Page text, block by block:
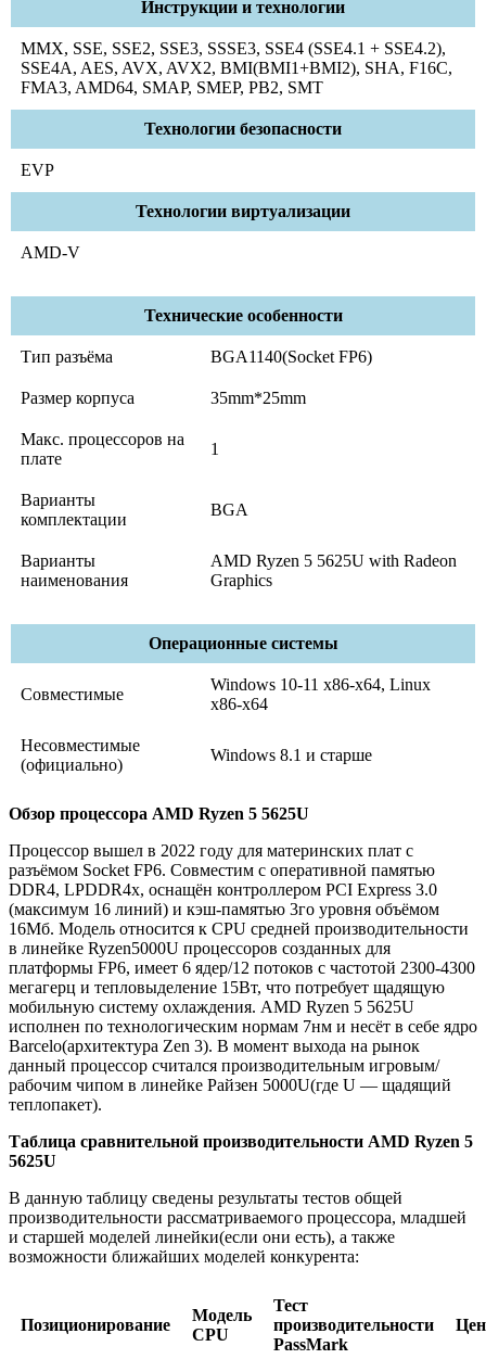
Инструкции и технологии
MMX, SSE, SSE2, SSE3, SSSE3, SSE4 (SSE4.1 + SSE4.2),
SSE4A, AES, AVX, AVX2, BMI(BMI1+BMI2), SHA, F16C,
FMA3, AMD64, SMAP, SMEP, PB2, SMT
Технологии безопасности
EVP
Технологии виртуализации
AMD-V
Технические особенности
Тип разъёма BGA1140(Socket FP6)
Размер корпуса 35mm*25mm
Макс. процессоров на
плате
1
Варианты
комплектации
BGA
Варианты
наименования
AMD Ryzen 5 5625U with Radeon
Graphics
Операционные системы
Совместимые
Windows 10-11 x86-x64, Linux
x86-x64
Несовместимые
(официально)
Windows 8.1 и старше
Обзор процессора AMD Ryzen 5 5625U
Процессор вышел в 2022 году для материнских плат с
разъёмом Socket FP6. Совместим с оперативной памятью
DDR4, LPDDR4x, оснащён контроллером PCI Express 3.0
(максимум 16 линий) и кэш-памятью 3го уровня объёмом
16Мб. Модель относится к CPU средней производительности
в линейке Ryzen5000U процессоров созданных для
платформы FP6, имеет 6 ядер/12 потоков с частотой 2300-4300
мегагерц и тепловыделение 15Вт, что потребует щадящую
мобильную систему охлаждения. AMD Ryzen 5 5625U
исполнен по технологическим нормам 7нм и несёт в себе ядро
Barcelo(архитектура Zen 3). В момент выхода на рынок
данный процессор считался производительным игровым/
рабочим чипом в линейке Райзен 5000U(где U — щадящий
теплопакет).
Таблица сравнительной производительности AMD Ryzen 5
5625U
В данную таблицу сведены результаты тестов общей
производительности рассматриваемого процессора, младшей
и старшей моделей линейки(если они есть), а также
возможности ближайших моделей конкурента:
Позиционирование
Модель
CPU
Тест
производительности
PassMark